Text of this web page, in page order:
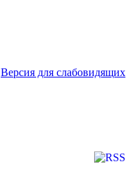
Версия для слабовидящих